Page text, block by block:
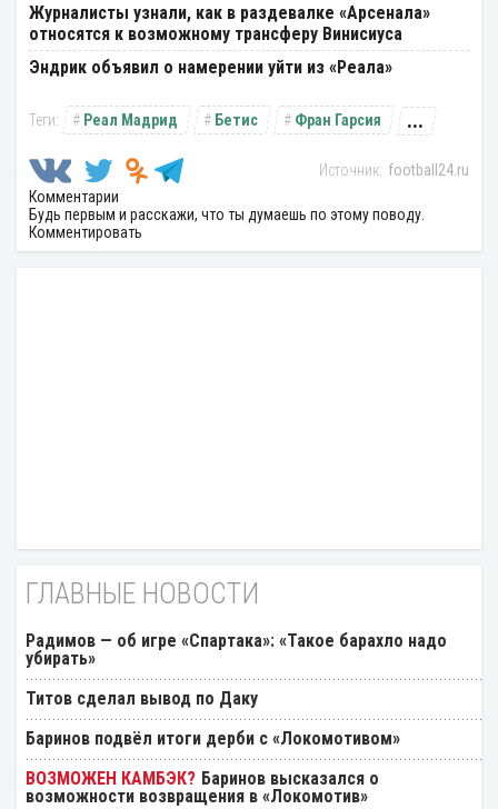
Журналисты узнали, как в раздевалке «Арсенала»
относятся к возможному трансферу Винисиуса
Эндрик объявил о намерении уйти из «Реала»
Реал Мадрид Бетис Фран Гарсия ...
football24.ru
Комментарии
Будь первым и расскажи, что ты думаешь по этому поводу.
Комментировать
ГЛАВНЫЕ НОВОСТИ
Радимов — об игре «Спартака»: «Такое барахло надо
убирать»
Титов сделал вывод по Даку
Баринов подвёл итоги дерби с «Локомотивом»
Баринов высказался о
возможности возвращения в «Локомотив»